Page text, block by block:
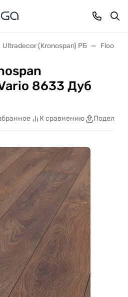
Ultradecor (Kronospan) РБ
8633 Дуб
К сравнению